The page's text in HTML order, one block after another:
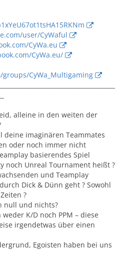
user/CyWaful
CyWa.eu
CyWa.eu/
CyWa_Multigaming
alleine in den weiten der
deine imaginären Teammates
oder noch immer nicht
basierendes Spiel
noch Unreal Tournament heißt ?
und Teamplay
Dick & Dünn geht ? Sowohl
?
null und nichts?
K/D noch PPM – diese
irgendetwas über einen
Egoisten haben bei uns